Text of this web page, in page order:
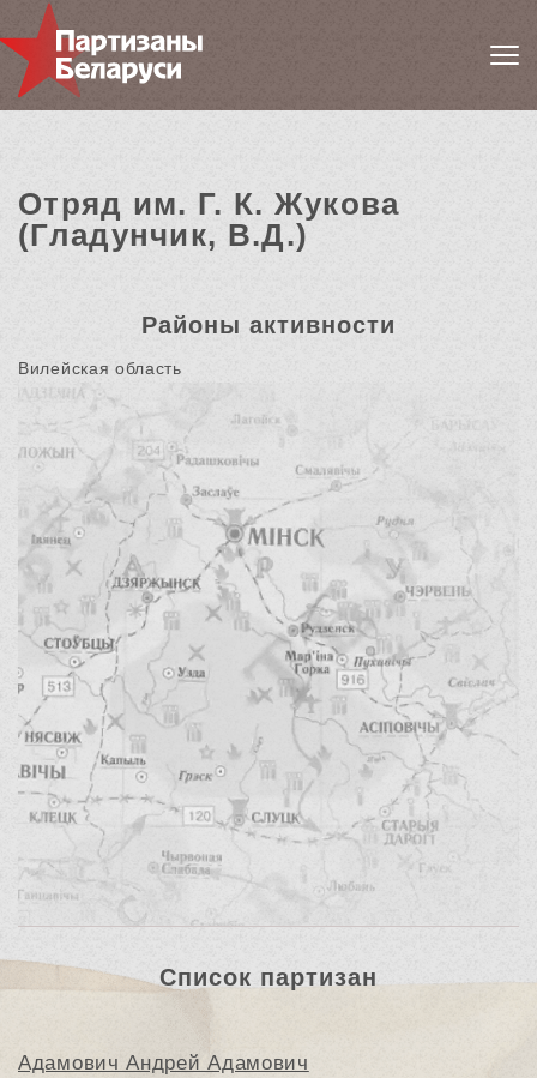
Отряд им. Г. К. Жукова
(Гладунчик, В.Д.)
Районы активности
Вилейская область
Список партизан
Адамович Андрей Адамович